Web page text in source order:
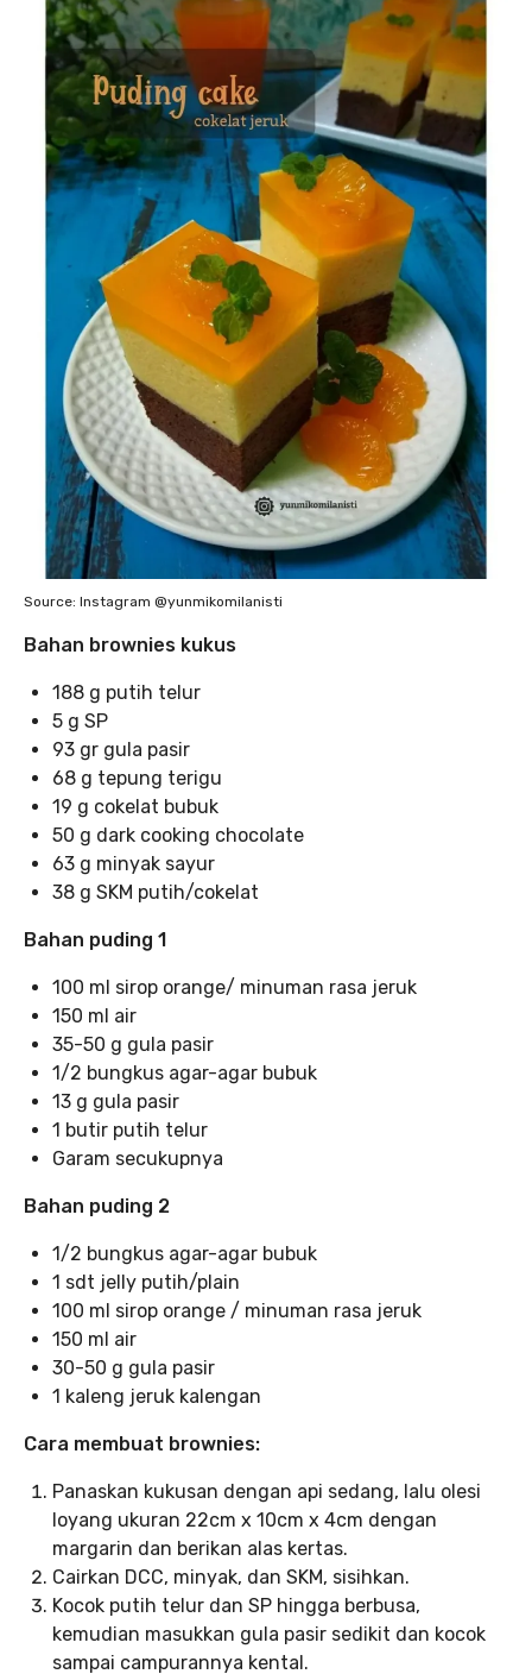
Source: Instagram @yunmikomilanisti
Bahan brownies kukus
188 g putih telur
5 g SP
93 gr gula pasir
68 g tepung terigu
19 g cokelat bubuk
50 g dark cooking chocolate
63 g minyak sayur
38 g SKM putih/cokelat
Bahan puding 1
100 ml sirop orange/ minuman rasa jeruk
150 ml air
35-50 g gula pasir
1/2 bungkus agar-agar bubuk
13 g gula pasir
1 butir putih telur
Garam secukupnya
Bahan puding 2
1/2 bungkus agar-agar bubuk
1 sdt jelly putih/plain
100 ml sirop orange / minuman rasa jeruk
150 ml air
30-50 g gula pasir
1 kaleng jeruk kalengan
Cara membuat brownies:
Panaskan kukusan dengan api sedang, lalu olesi
loyang ukuran 22cm x 10cm x 4cm dengan
margarin dan berikan alas kertas.
Cairkan DCC, minyak, dan SKM, sisihkan.
Kocok putih telur dan SP hingga berbusa,
kemudian masukkan gula pasir sedikit dan kocok
sampai campurannya kental.